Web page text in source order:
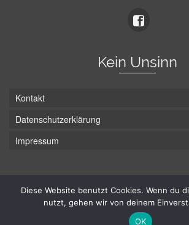
Kein Unsinn
Kontakt
Datenschutzerklärung
Impressum
© Hans-Wurst.net - Gute Laune seit 2005
Diese Website benutzt Cookies. Wenn du
nutzt, gehen wir von deinem
OK